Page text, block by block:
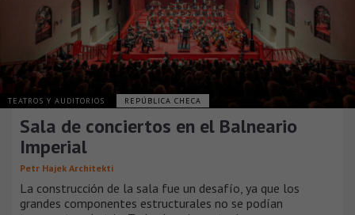
TEATROS Y AUDITORIOS REPÚBLICA CHECA
Sala de conciertos en el Balneario
Imperial
Petr Hajek Architekti
La construcción de la sala fue un desafío, ya que los
grandes componentes estructurales no se podían